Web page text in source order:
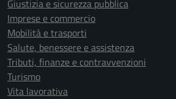
Giustizia e sicurezza pubblica
Imprese e commercio
Mobilità e trasporti
Salute, benessere e assistenza
Tributi, finanze e contravvenzioni
Turismo
Vita lavorativa